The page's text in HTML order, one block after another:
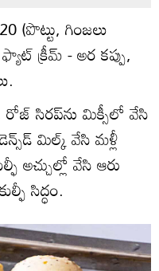
(పొట్టు, గింజలు
క్రీమ్‌ - అర కప్పు,
సిరప్‌ను మిక్సీలో వేసి
మిల్క్‌ వేసి మళ్లీ
వేసి ఆరు
సిద్ధం.